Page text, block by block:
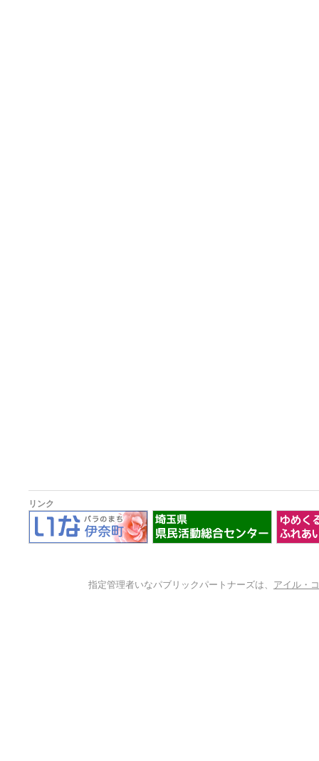
リンク
指定管理者いなパブリックパートナーズは、 アイル・